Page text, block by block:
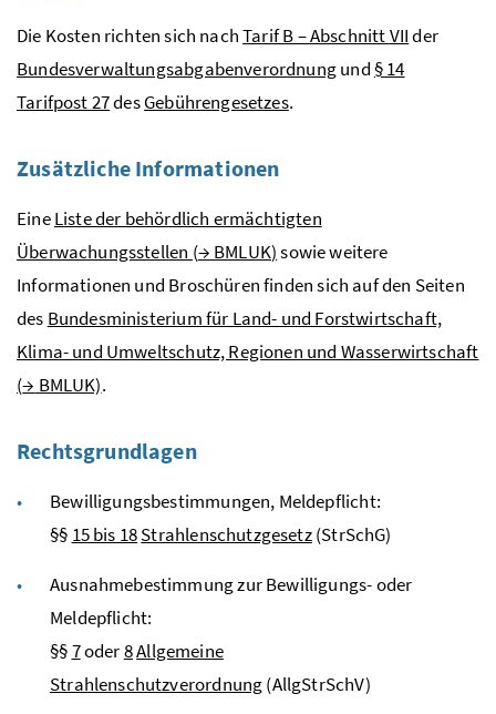
Die Kosten richten sich nachTarif B – AbschnittVIIder
Bundesverwaltungsabgabenverordnungund§ 14
Tarifpost 27desGebührengesetzes.
Zusätzliche Informationen
EineListe der behördlich ermächtigten
Überwachungsstellen (→ BMLUK)sowie weitere
Informationen und Broschüren finden sich auf den Seiten
des Bundesministerium für Land- und Forstwirtschaft,
Klima- und Umweltschutz, Regionen und Wasserwirtschaft
(→ BMLUK).
Rechtsgrundlagen
Bewilligungsbestimmungen, Meldepflicht:
§§ 15 bis 18Strahlenschutzgesetz(StrSchG)
Ausnahmebestimmung zur Bewilligungs- oder
Meldepflicht:
§§7oder8Allgemeine
Strahlenschutzverordnung(AllgStrSchV)